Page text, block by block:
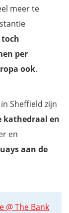
meer te
toch
per
ook.
Sheffield zijn
kathedraal en
en
aan de
@ The Bank